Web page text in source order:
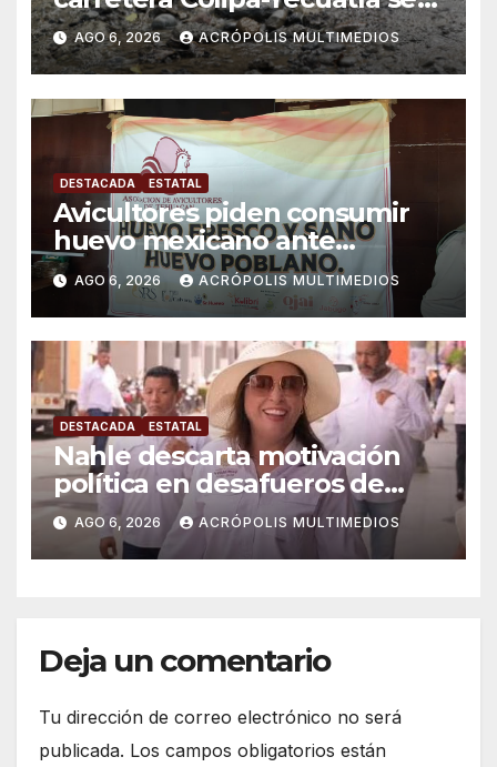
convierte en un riesgo diario
AGO 6, 2026 ACRÓPOLIS MULTIMEDIOS
DESTACADA ESTATAL
Avicultores piden consumir
huevo mexicano ante
importaciones
AGO 6, 2026 ACRÓPOLIS MULTIMEDIOS
DESTACADA ESTATAL
Nahle descarta motivación
política en desafueros de
alcaldes
AGO 6, 2026 ACRÓPOLIS MULTIMEDIOS
Deja un comentario
Tu dirección de correo electrónico no será
publicada. Los campos obligatorios están